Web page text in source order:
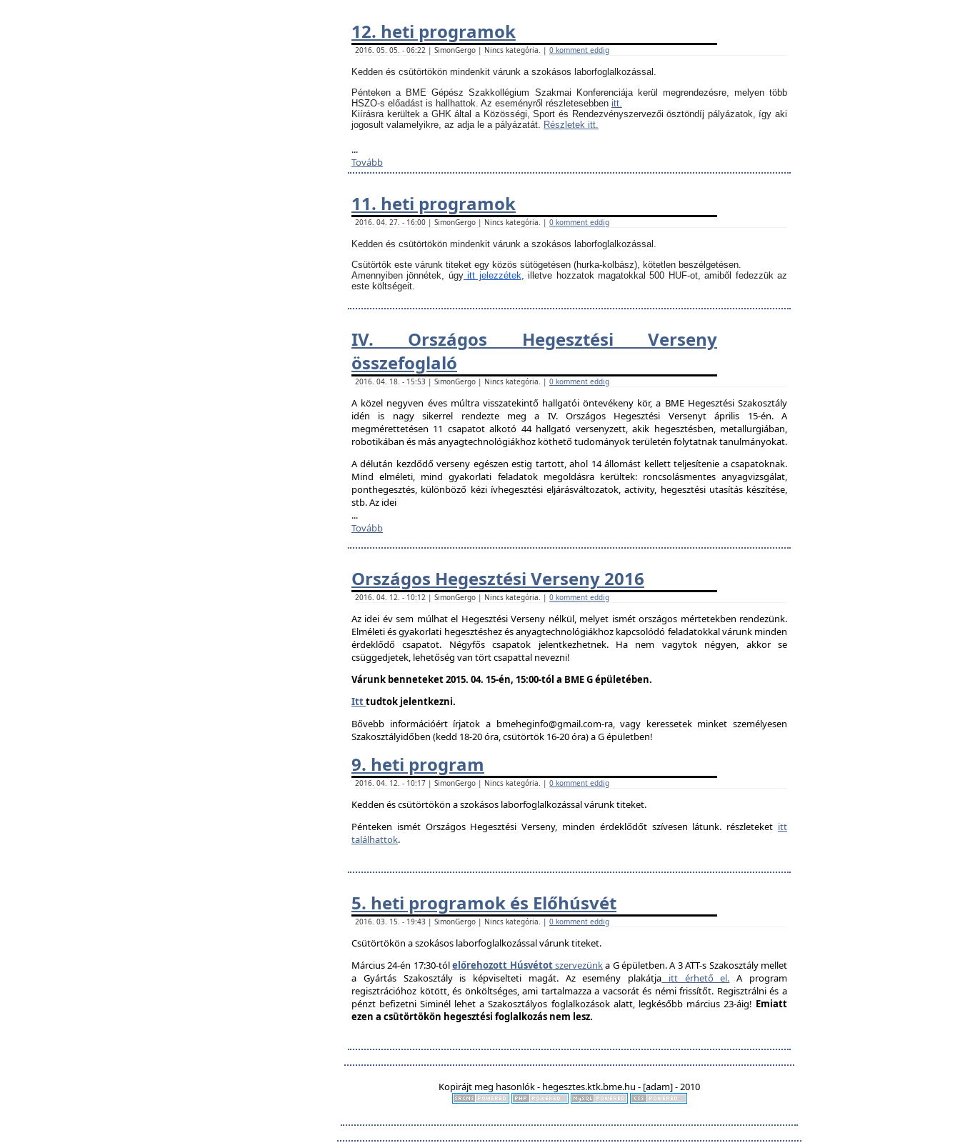
12. heti programok
2016. 05. 05. - 06:22 | SimonGergo | Nincs kategória. | 0 komment eddig
Kedden és csütörtökön mindenkit várunk a szokásos laborfoglalkozással.
Pénteken a BME Gépész Szakkollégium Szakmai Konferenciája kerül megrendezésre, melyen több
HSZO-s előadást is hallhattok. Az eseményről részletesebben itt.
Kiírásra kerültek a GHK által a Közösségi, Sport és Rendezvényszervezői ösztöndíj pályázatok, így aki
jogosult valamelyikre, az adja le a pályázatát. Részletek itt.
...
Tovább
11. heti programok
2016. 04. 27. - 16:00 | SimonGergo | Nincs kategória. | 0 komment eddig
Kedden és csütörtökön mindenkit várunk a szokásos laborfoglalkozással.
Csütörtök este várunk titeket egy közös sütögetésen (hurka-kolbász), kötetlen beszélgetésen.
Amennyiben jönnétek, úgyitt jelezzétek, illetve hozzatok magatokkal 500 HUF-ot, amiből fedezzük az
este költségeit.
IV. Országos Hegesztési Verseny
összefoglaló
2016. 04. 18. - 15:53 | SimonGergo | Nincs kategória. | 0 komment eddig
A közel negyven éves múltra visszatekintő hallgatói öntevékeny kör, a BME Hegesztési Szakosztály
idén is nagy sikerrel rendezte meg a IV. Országos Hegesztési Versenyt április 15-én. A
megmérettetésen 11 csapatot alkotó 44 hallgató versenyzett, akik hegesztésben, metallurgiában,
robotikában és más anyagtechnológiákhoz köthető tudományok területén folytatnak tanulmányokat.
A délután kezdődő verseny egészen estig tartott, ahol 14 állomást kellett teljesítenie a csapatoknak.
Mind elméleti, mind gyakorlati feladatok megoldásra kerültek: roncsolásmentes anyagvizsgálat,
ponthegesztés, különböző kézi ívhegesztési eljárásváltozatok, activity, hegesztési utasítás készítése,
stb. Az idei
...
Tovább
Országos Hegesztési Verseny 2016
2016. 04. 12. - 10:12 | SimonGergo | Nincs kategória. | 0 komment eddig
Az idei év sem múlhat el Hegesztési Verseny nélkül, melyet ismét országos mértetekben rendezünk.
Elméleti és gyakorlati hegesztéshez és anyagtechnológiákhoz kapcsolódó feladatokkal várunk minden
érdeklődő csapatot. Négyfős csapatok jelentkezhetnek. Ha nem vagytok négyen, akkor se
csüggedjetek, lehetőség van tört csapattal nevezni!
Várunk benneteket 2015. 04. 15-én, 15:00-tól a BME G épületében.
Itttudtok jelentkezni.
Bővebb információért írjatok a bmeheginfo@gmail.com-ra, vagy keressetek minket személyesen
Szakosztályidőben (kedd 18-20 óra, csütörtök 16-20 óra) a G épületben!
9. heti program
2016. 04. 12. - 10:17 | SimonGergo | Nincs kategória. | 0 komment eddig
Kedden és csütörtökön a szokásos laborfoglalkozással várunk titeket.
Pénteken ismét Országos Hegesztési Verseny, minden érdeklődőt szívesen látunk. részleteket itt
találhattok.
5. heti programok és Előhúsvét
2016. 03. 15. - 19:43 | SimonGergo | Nincs kategória. | 0 komment eddig
Csütörtökön a szokásos laborfoglalkozással várunk titeket.
Március 24-én 17:30-tólelőrehozott Húsvétotszervezünka G épületben. A 3 ATT-s Szakosztály mellet
a Gyártás Szakosztály is képviselteti magát. Az esemény plakátja itt érhető el. A program
regisztrációhoz kötött, és önköltséges, ami tartalmazza a vacsorát és némi frissítőt. Regisztrálni és a
pénzt befizetni Siminél lehet a Szakosztályos foglalkozások alatt, legkésőbb március 23-áig! Emiatt
ezen a csütörtökön hegesztési foglalkozás nem lesz.
Kopirájt meg hasonlók - hegesztes.ktk.bme.hu - [adam] - 2010